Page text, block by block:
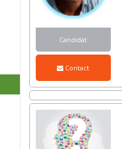
Candidat
Contact